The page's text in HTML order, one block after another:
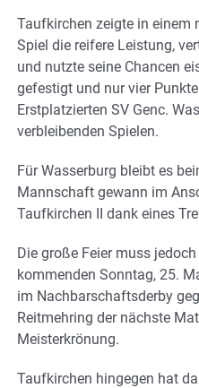
Taufkirchen zeigte in einem
Spiel die reifere Leistung,
und nutzte seine Chancen
gefestigt und nur vier
Erstplatzierten SV Genc.
verbleibenden Spielen.
Für Wasserburg bleibt es
Mannschaft gewann im
Taufkirchen II dank eines
Die große Feier muss
kommenden Sonntag, 25.
im Nachbarschaftsderby
Reitmehring der nächste
Meisterkrönung.
Taufkirchen hingegen hat